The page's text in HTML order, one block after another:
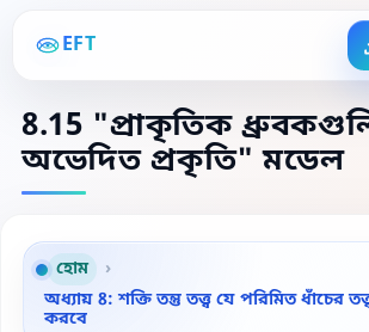
EFT
8.15 "প্রাকৃতিক
অভেদিত প্রকৃতি" মডেল
হোম
›
অধ্যায় 8: শক্তি তন্তু তত্ত্ব যে পরিমিত ধাঁচের
করবে